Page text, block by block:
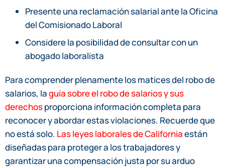
Presente una reclamación salarial ante la Oficina
del Comisionado Laboral
Considere la posibilidad de consultar con un
abogado laboralista
Para comprender plenamente los matices del robo de
salarios, laguía sobre el robo de salarios y sus
derechosproporciona información completa para
reconocer y abordar estas violaciones. Recuerde que
no está solo. Las leyes laborales de Californiaestán
diseñadas para proteger a los trabajadores y
garantizar una compensación justa por su arduo